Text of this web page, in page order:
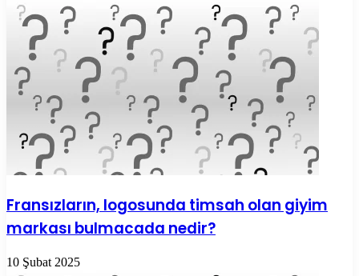
Fransızların, logosunda timsah olan giyim
markası bulmacada nedir?
10 Şubat 2025